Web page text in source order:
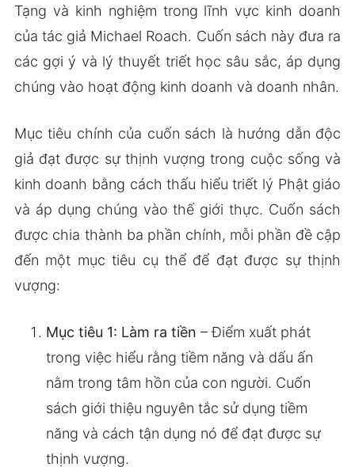
Tạng và kinh nghiệm trong lĩnh vực kinh doanh
của tác giả Michael Roach. Cuốn sách này đưa ra
các gợi ý và lý thuyết triết học sâu sắc, áp dụng
chúng vào hoạt động kinh doanh và doanh nhân.
Mục tiêu chính của cuốn sách là hướng dẫn độc
giả đạt được sự thịnh vượng trong cuộc sống và
kinh doanh bằng cách thấu hiểu triết lý Phật giáo
và áp dụng chúng vào thế giới thực. Cuốn sách
được chia thành ba phần chính, mỗi phần đề cập
đến một mục tiêu cụ thể để đạt được sự thịnh
vượng:
Mục tiêu 1: Làm ra tiền – Điểm xuất phát
trong việc hiểu rằng tiềm năng và dấu ấn
nằm trong tâm hồn của con người. Cuốn
sách giới thiệu nguyên tắc sử dụng tiềm
năng và cách tận dụng nó để đạt được sự
thịnh vượng.